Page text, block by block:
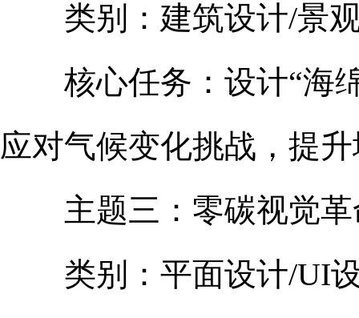
类别：建筑设计/景
核心任务：设计“海绵
应对气候变化挑战，提
主题三：零碳视觉革
类别：平面设计/UI设